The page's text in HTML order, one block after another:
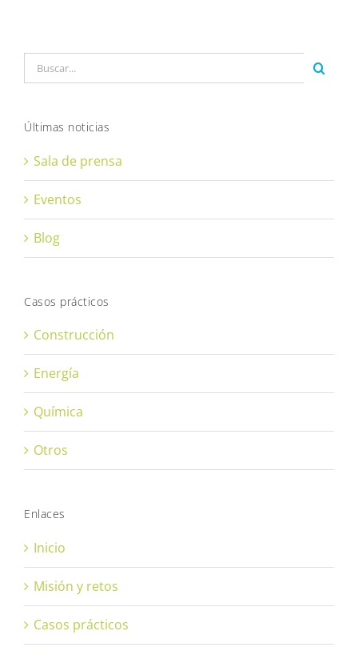
Buscar:
Últimas noticias
Sala de prensa
Eventos
Blog
Casos prácticos
Construcción
Energía
Química
Otros
Enlaces
Inicio
Misión y retos
Casos prácticos